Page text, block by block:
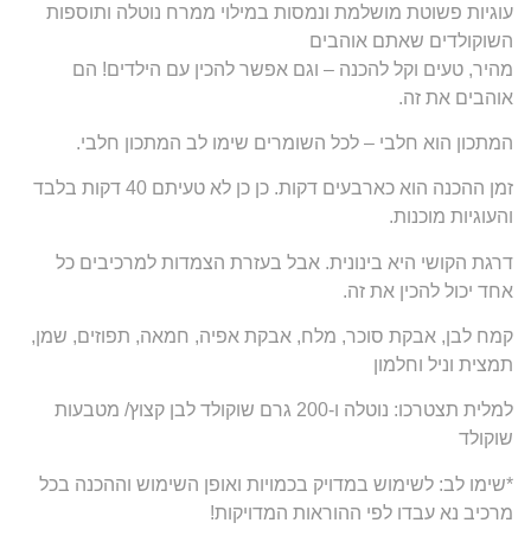
עוגיות פשוטת מושלמת ונמסות במילוי ממרח נוטלה ותוספות
השוקולדים שאתם אוהבים
מהיר, טעים וקל להכנה – וגם אפשר להכין עם הילדים! הם
אוהבים את זה.
המתכון הוא חלבי – לכל השומרים שימו לב המתכון חלבי.
זמן ההכנה הוא כארבעים דקות. כן כן לא טעיתם 40 דקות בלבד
והעוגיות מוכנות.
דרגת הקושי היא בינונית. אבל בעזרת הצמדות למרכיבים כל
אחד יכול להכין את זה.
קמח לבן, אבקת סוכר, מלח, אבקת אפיה, חמאה, תפוזים, שמן,
תמצית וניל וחלמון
למלית תצטרכו: נוטלה ו-200 גרם שוקולד לבן קצוץ/ מטבעות
שוקולד
*שימו לב: לשימוש במדויק בכמויות ואופן השימוש וההכנה בכל
מרכיב נא עבדו לפי ההוראות המדויקות!